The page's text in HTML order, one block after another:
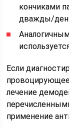
кончиками
дважды/
Если
провоцирующее
лечение
применение